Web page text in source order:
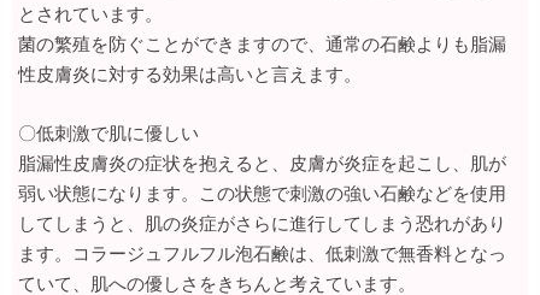
とされています。
菌の繁殖を防ぐことができますので、通常の石鹸よりも脂漏
性皮膚炎に対する効果は高いと言えます。
〇低刺激で肌に優しい
脂漏性皮膚炎の症状を抱えると、皮膚が炎症を起こし、肌が
弱い状態になります。この状態で刺激の強い石鹸などを使用
してしまうと、肌の炎症がさらに進行してしまう恐れがあり
ます。コラージュフルフル泡石鹸は、低刺激で無香料となっ
ていて、肌への優しさをきちんと考えています。